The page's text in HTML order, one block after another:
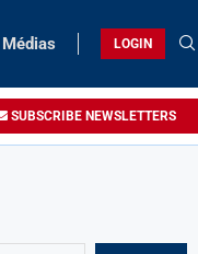
Médias LOGIN
SUBSCRIBE NEWSLETTERS